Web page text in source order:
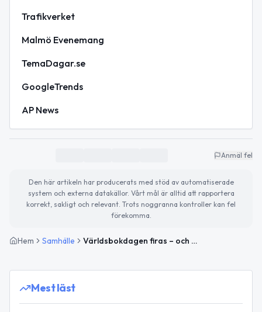
Trafikverket
Malmö Evenemang
TemaDagar.se
GoogleTrends
AP News
Anmäl fel
Den här artikeln har producerats med stöd av automatiserade
system och externa datakällor. Vårt mål är alltid att rapportera
korrekt, sakligt och relevant. Trots noggranna kontroller kan fel
förekomma.
Hem Samhälle Världsbokdagen firas – och Malmö bjuder på sol och kultur
Mest läst